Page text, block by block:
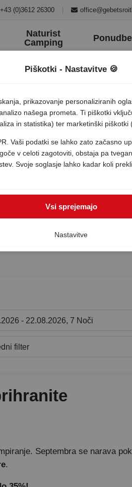
+43 (0)3612 26300 |
Naturist
Camping
Ponudbe
- 22.08.2026, 7 Noči
filter
Septembra se narava
.
Piškotki - Nastavitve 🍪
prikazovanje personaliziranih
našega prometa. Ti piškotki
in statistika) ter marketinški piškotki
Vaši podatki se lahko zato začasno
v celoti zagotoviti, obstaja pa
Svoje soglasje lahko kadar koli
Nastavitve
Vsi sprejemajo